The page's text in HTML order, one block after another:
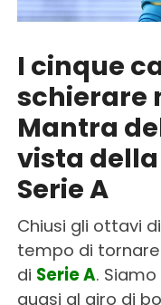
I cinque
schierare
Mantra
vista
Serie A
Chiusi gli ottavi
tempo di
di Serie A.
quasi al giro di